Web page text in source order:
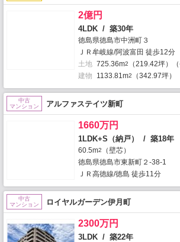
2億円
4LDK / 築30年
徳島県徳島市中洲町３
ＪＲ牟岐線/阿波富田 徒歩12分
土地 725.36m2
（219.42坪）（
建物
1133.81m2 （342.97坪）
中古
マンション
アルファステイツ新町
1660万円
1LDK+S（納戸） / 築18年
60.5m2
（壁芯）
徳島県徳島市東新町２-38-1
ＪＲ高徳線/徳島 徒歩11分
中古
マンション
ロイヤルガーデン伊月町
2300万円
3LDK / 築22年